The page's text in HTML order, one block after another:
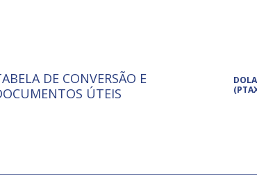
ISO 9001: 2015
A International Organization for
Standardization é um conjunto de
DE CONVERSÃO E
ÚTEIS